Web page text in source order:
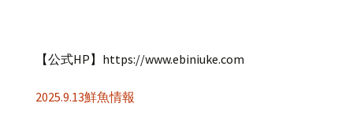
【公式HP】https://www.ebiniuke.com
2025.9.13鮮魚情報